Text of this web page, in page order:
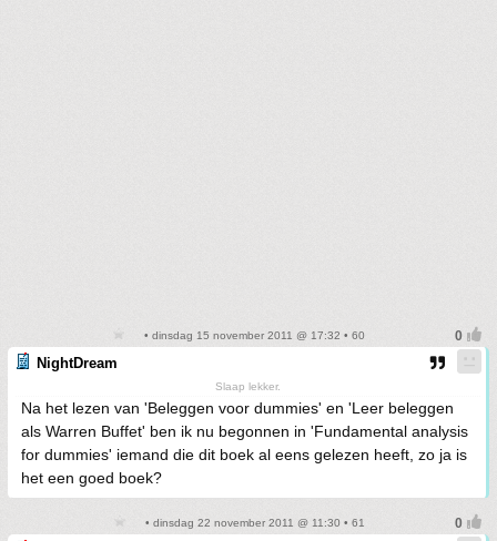
• dinsdag 15 november 2011 @ 17:32 • 60
NightDream
Slaap lekker.
Na het lezen van 'Beleggen voor dummies' en 'Leer beleggen
als Warren Buffet' ben ik nu begonnen in 'Fundamental analysis
for dummies' iemand die dit boek al eens gelezen heeft, zo ja is
het een goed boek?
• dinsdag 22 november 2011 @ 11:30 • 61